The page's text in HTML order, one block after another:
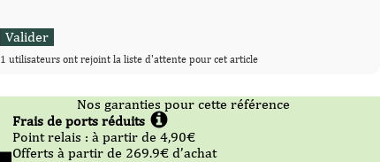
1 utilisateurs ont rejoint la liste d'attente pour cet article
Nos garanties pour cette référence
Frais de ports réduits
Point relais :à partir de 4,90€
Offerts à partir de 269.9€ d’achat